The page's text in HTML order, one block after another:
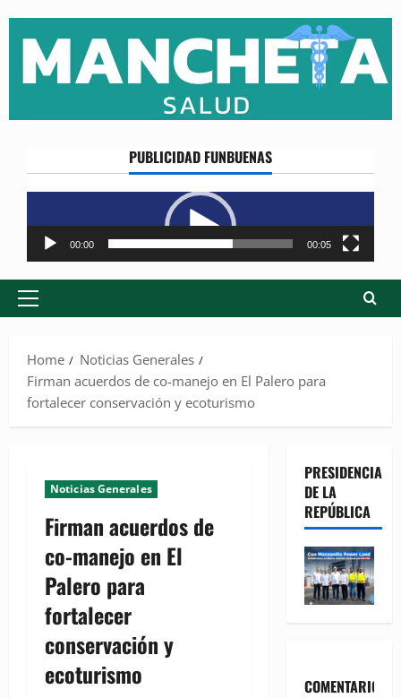
content
PUBLICIDAD FUNBUENAS
Reproductor
de
vídeo
00:00 00:05
Primary
Home
Noticias Generales
Firman acuerdos de co-manejo en El Palero para
fortalecer conservación y ecoturismo
Noticias Generales
Firman acuerdos de
co-manejo en El
Palero para
fortalecer
conservación y
ecoturismo
PRESIDENCIA
DE LA
REPÚBLICA
COMENTARIOS